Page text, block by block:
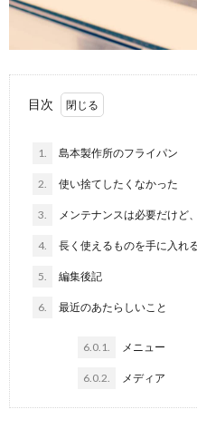
目次
1. 島本製作所のフライパン
2. 使い捨てしたくなかった
3. メンテナンスは必要だけど
4. 長く使えるものを手に入れ
5. 編集後記
6. 最近のあたらしいこと
6.0.1. メニュー
6.0.2. メディア